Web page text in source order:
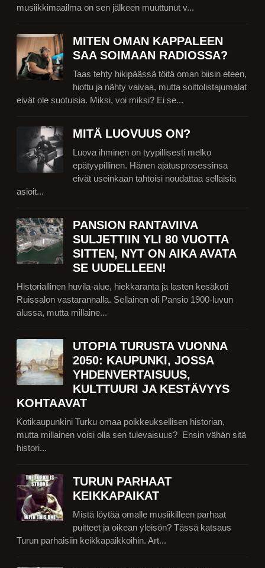
musiikkimaailma on sen jälkeen muuttunut v...
MITEN OMAN KAPPALEEN
SAA SOIMAAN RADIOSSA?
Taas tehty hikipäässä töitä oman biisin eteen,
hiottu ja nähty vaivaa, mutta soittolistajumalat
eivät ole suotuisia. Miksi, voi miksi? Ei se...
MITÄ LUOVUUS ON?
Luova ihminen on tyypillisesti melko
epätyypillinen. Hänen ajatusprosessinsa
eivät useinkaan tahtoisi noudattaa sellaisia
asioit...
PANSION RANTAVIIVA
SULJETTIIN YLI 80 VUOTTA
SITTEN, NYT ON AIKA AVATA
SE UUDELLEEN!
Historiallinen huvila-alue, hiekkaranta ja lasten kesäkoti
Ruissalon vastarannalla. Sellainen oli Pansio 1900-luvun
alussa, mutta millaine...
UTOPIA TURUSTA VUONNA
2050: KAUPUNKI, JOSSA
YHDENVERTAISUUS,
KULTTUURI JA KESTÄVYYS
KOHTAAVAT
Kotikaupunkini Turku omaa poikkeuksellisen historian,
mutta millainen voisi olla sen tulevaisuus? Ensin vähän sitä
histori...
TURUN PARHAAT
KEIKKAPAIKAT
Mistä löytää omalle musiikilleen parhaat
puitteet ja oikean yleisön? Tässä katsaus
Turun parhaisiin keikkapaikkoihin. Art...